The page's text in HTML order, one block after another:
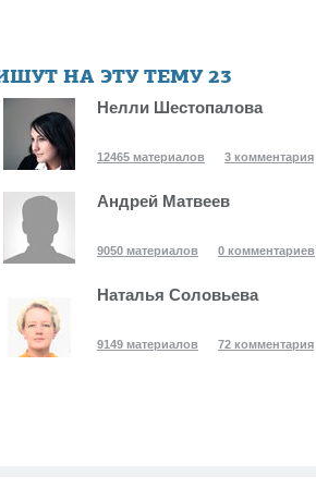
НА ЭТУ ТЕМУ23
Нелли Шестопалова
12465 материалов 3 комментария
Андрей Матвеев
9050 материалов 0 комментариев
Наталья Соловьева
9149 материалов 72 комментария